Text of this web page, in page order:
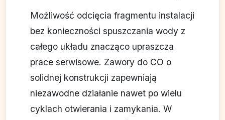
Możliwość odcięcia fragmentu instalacji
bez konieczności spuszczania wody z
całego układu znacząco upraszcza
prace serwisowe. Zawory do CO o
solidnej konstrukcji zapewniają
niezawodne działanie nawet po wielu
cyklach otwierania i zamykania. W